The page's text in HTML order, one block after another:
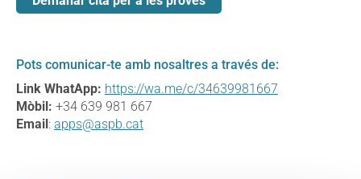
Pots comunicar-te amb nosaltres a través de:
Link WhatApp: https://wa.me/c/34639981667
Mòbil: +34 639 981 667
Email: apps@aspb.cat